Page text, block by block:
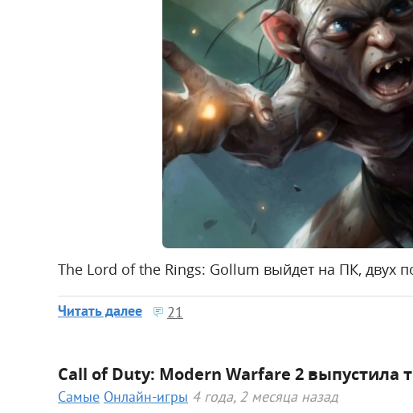
The Lord of the Rings: Gollum выйдет на ПК, двух
Читать далее 21
Call of Duty: Modern Warfare 2 выпустила
Самые Онлайн-игры 4 года, 2 месяца назад